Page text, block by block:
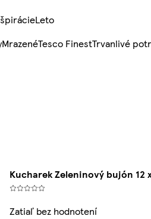
Leto
MrazenéTesco FinestTrvanlivé
Kucharek Zeleninový bujón 12 x
Zatiaľ bez hodnotení